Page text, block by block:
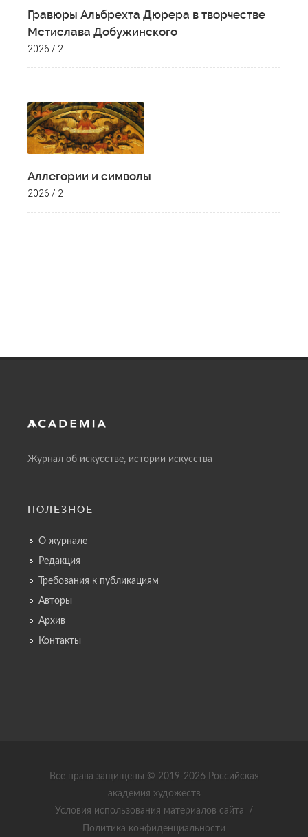
Гравюры Альбрехта Дюрера в творчестве
Мстислава Добужинского
2026 / 2
Аллегории и символы
2026 / 2
Журнал об искусстве, истории искусства
ПОЛЕЗНОЕ
О журнале
Редакция
Требования к публикациям
Авторы
Архив
Контакты
Все права защищены © 2019-2026 Российская
академия художеств
Условия использования материалов сайта
/
Политика конфиденциальности